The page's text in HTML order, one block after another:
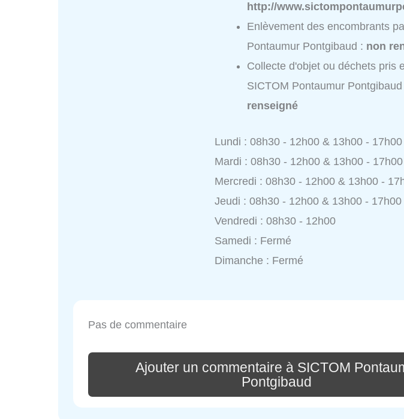
http://
Enlèvement des encombrants
Pontaumur Pontgibaud : non
Collecte d'objet ou déchets pris
SICTOM Pontaumur Pontgibaud
renseigné
Lundi : 08h30 - 12h00 & 13h00 - 17h00
Mardi : 08h30 - 12h00 & 13h00 - 17h00
Mercredi : 08h30 - 12h00 & 13h00 -
Jeudi : 08h30 - 12h00 & 13h00 - 17h00
Vendredi : 08h30 - 12h00
Samedi : Fermé
Dimanche : Fermé
Pas de commentaire
Ajouter un commentaire à SICTOM
Pontgibaud